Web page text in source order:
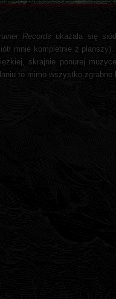
Ṙecords ukazała się
mnie kompletnie z
skrajnie ponurej
to mimo wszystko